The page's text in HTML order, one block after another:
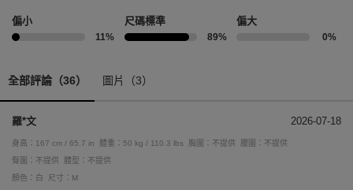
偏小
11%
尺碼標準
89%
偏大
0%
全部評論（36） 圖片（3）
羅*文 2026-07-18
身高：167 cm / 65.7 in 體重：50 kg / 110.3 lbs 胸圍：不提供
腰圍：不提供
臀圍：不提供
體型：不提供
顏色：白
尺寸：M